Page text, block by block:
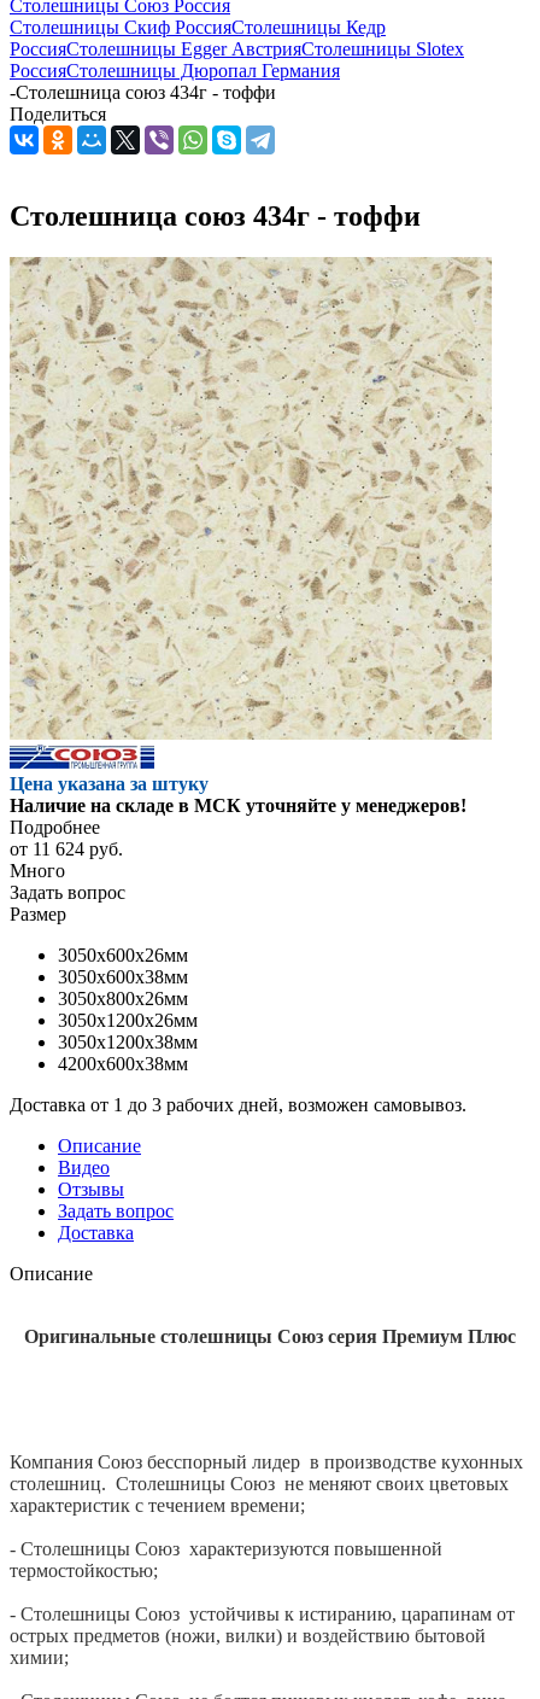
Столешницы Союз Россия
Столешницы Скиф РоссияСтолешницы Кедр
РоссияСтолешницы Egger АвстрияСтолешницы Slotex
РоссияСтолешницы Дюропал Германия
-Столешница союз 434г - тоффи
Поделиться
Столешница союз 434г - тоффи
Цена указана за штуку
Наличие на складе в МСК уточняйте у менеджеров!
Подробнее
от 11 624 руб.
Много
Задать вопрос
Размер
3050x600x26мм
3050x600x38мм
3050x800x26мм
3050x1200x26мм
3050x1200x38мм
4200x600x38мм
Доставка от 1 до 3 рабочих дней, возможен самовывоз.
Описание
Видео
Отзывы
Задать вопрос
Доставка
Описание
Оригинальные столешницы Союз серия Премиум Плюс
Компания Союз бесспорный лидер в производстве кухонных
столешниц. Столешницы Союз не меняют своих цветовых
характеристик с течением времени;
- Столешницы Союз характеризуются повышенной
термостойкостью;
- Столешницы Союз устойчивы к истиранию, царапинам от
острых предметов (ножи, вилки) и воздействию бытовой
химии;